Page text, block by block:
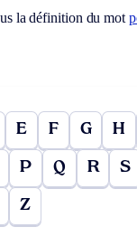
la définition du mot
E F G H
P Q R S
Z